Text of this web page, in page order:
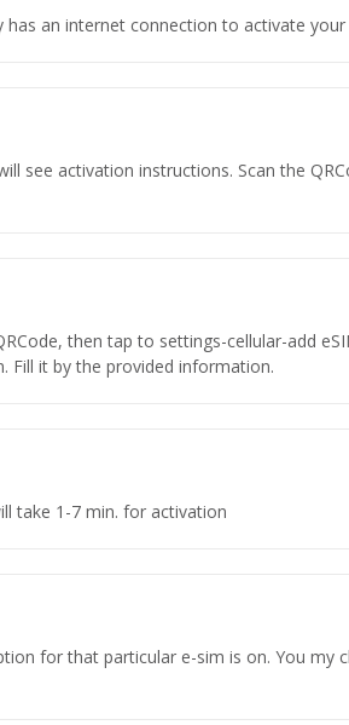
has an internet connection to activate your
see activation instructions. Scan the
then tap to settings-cellular-add
Fill it by the provided information.
take 1-7 min. for activation
for that particular e-sim is on. You my